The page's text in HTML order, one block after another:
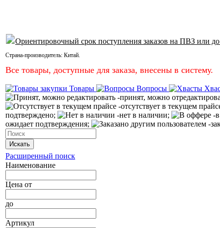
Ориентировочный срок поступления заказов на ПВЗ или
Страна-производитель: Китай.
Все товары, доступные для заказа, внесены в систему.
Товары Вопросы
-принят, можно
-отсутствует в текущем
подтверждено;
-нет в наличии;
-
ожидает подтверждения;
-
Искать
Расширенный поиск
Наименование
Цена от
до
Артикул